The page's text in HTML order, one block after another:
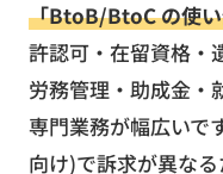
「BtoB/BtoC の使
許認可・在留資格・
労務管理・助成金・
専門業務が幅広いで
向け)で訴求が異な